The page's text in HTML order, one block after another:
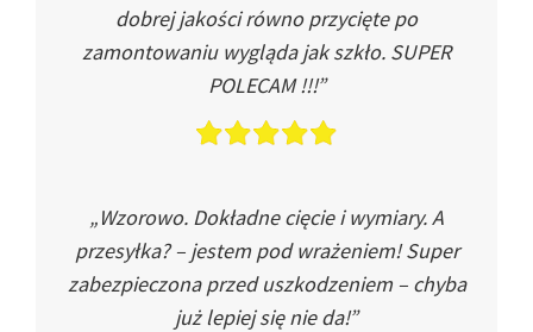
dobrej jakości równo przycięte po
zamontowaniu wygląda jak szkło. SUPER
POLECAM !!!”
„Wzorowo. Dokładne cięcie i wymiary. A
przesyłka? – jestem pod wrażeniem! Super
zabezpieczona przed uszkodzeniem – chyba
już lepiej się nie da!”